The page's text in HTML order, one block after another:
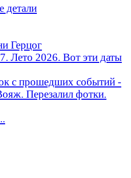
детали
Герцог
Лето 2026. Вот эти даты
с прошедших событий -
Перезалил фотки.